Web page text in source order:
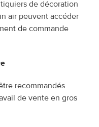
de décoration
air peuvent accéder
de commande
recommandés
de vente en gros